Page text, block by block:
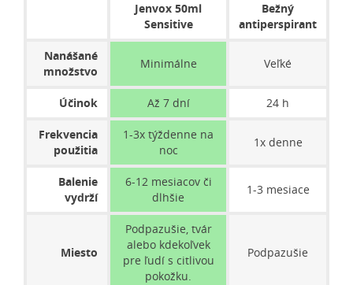
Jenvox 50ml
Sensitive
Bežný
antiperspirant
Nanášané
množstvo
Minimálne Veľké
Účinok Až 7 dní 24 h
Frekvencia
použitia
1-3x týždenne na
noc
1x denne
Balenie
vydrží
6-12 mesiacov či
dlhšie
1-3 mesiace
Miesto
Podpazušie, tvár
alebo kdekoľvek
pre ľudí s citlivou
pokožku.
Podpazušie